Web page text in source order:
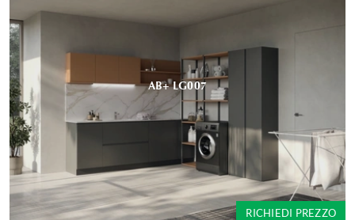
AB+ LG007
RICHIEDI PREZZO